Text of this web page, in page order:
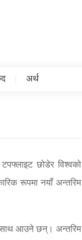
अर्थ
छोडेर विश्वको
रूपमा नयाँ अन्तरिम
साथ आउने छन्। अन्तरिम